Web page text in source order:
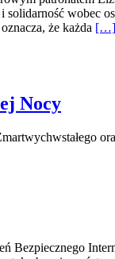
solidarność wobec
że każda […]
Nocy
Bezpiecznego